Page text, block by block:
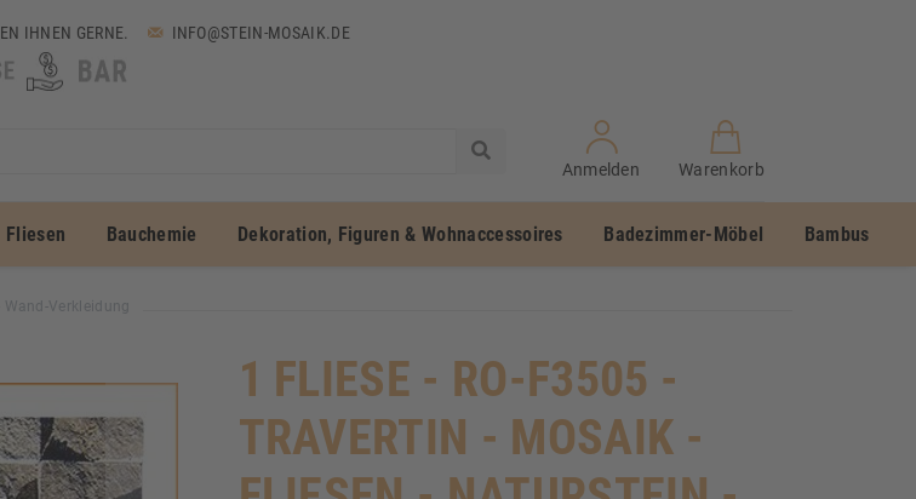
IHNEN GERNE. INFO@STEIN-MOSAIK.DE
Anmelden Warenkorb
Fliesen Bauchemie Dekoration, Figuren & Wohnaccessoires Badezimmer-Möbel Bambus
Verkleidung
1 FLIESE - RO-F3505 -
TRAVERTIN - MOSAIK -